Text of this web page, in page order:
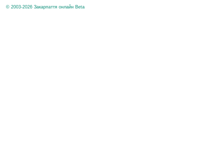
© 2003-2026 Закарпаття онлайн Beta